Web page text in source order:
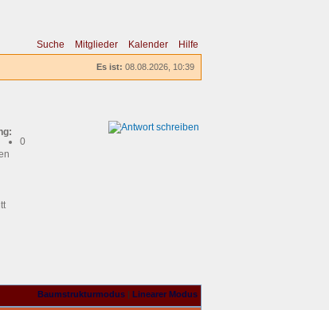
Suche Mitglieder Kalender Hilfe
Es ist: 08.08.2026, 10:39
0
Baumstrukturmodus | Linearer Modus